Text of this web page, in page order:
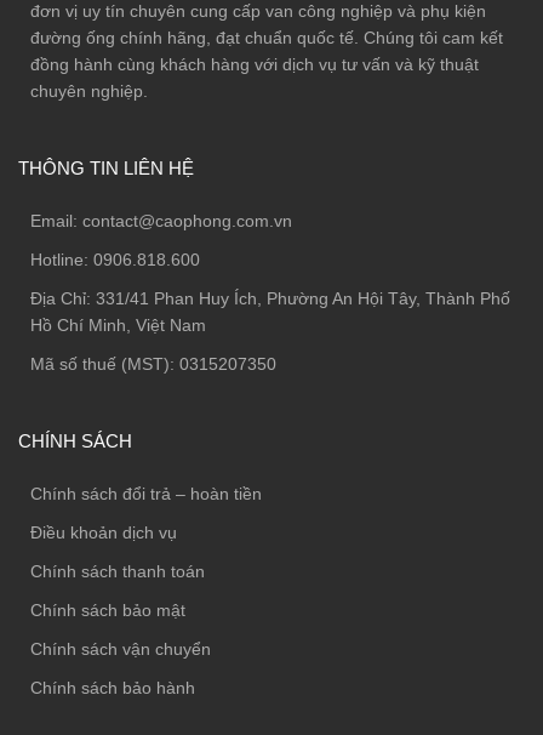
đơn vị uy tín chuyên cung cấp van công nghiệp và phụ kiện
đường ống chính hãng, đạt chuẩn quốc tế. Chúng tôi cam kết
đồng hành cùng khách hàng với dịch vụ tư vấn và kỹ thuật
chuyên nghiệp.
THÔNG TIN LIÊN HỆ
Email: contact@caophong.com.vn
Hotline: 0906.818.600
Địa Chỉ: 331/41 Phan Huy Ích, Phường An Hội Tây, Thành Phố
Hồ Chí Minh, Việt Nam
Mã số thuế (MST): 0315207350
CHÍNH SÁCH
Chính sách đổi trả – hoàn tiền
Điều khoản dịch vụ
Chính sách thanh toán
Chính sách bảo mật
Chính sách vận chuyển
Chính sách bảo hành